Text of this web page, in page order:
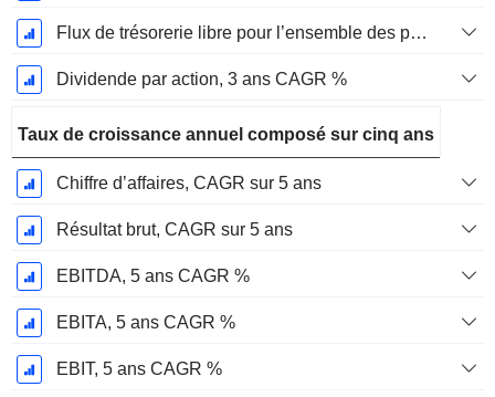
Flux de trésorerie libre pour l’ensemble des pourvoyeurs de fonds (créanciers et actionnaires) FCFF, CAGR sur 3 ans
Dividende par action, 3 ans CAGR %
Taux de croissance annuel composé sur cinq ans
Chiffre d’affaires, CAGR sur 5 ans
Résultat brut, CAGR sur 5 ans
EBITDA, 5 ans CAGR %
EBITA, 5 ans CAGR %
EBIT, 5 ans CAGR %